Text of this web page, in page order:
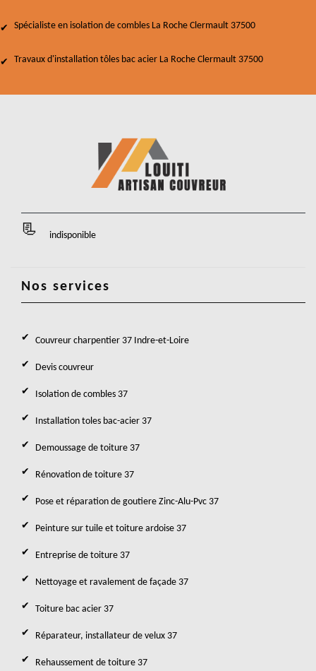
Spécialiste en isolation de combles La Roche Clermault 37500
Travaux d'installation tôles bac acier La Roche Clermault 37500
indisponible
Nos services
Couvreur charpentier 37 Indre-et-Loire
Devis couvreur
Isolation de combles 37
Installation toles bac-acier 37
Demoussage de toiture 37
Rénovation de toiture 37
Pose et réparation de goutiere Zinc-Alu-Pvc 37
Peinture sur tuile et toiture ardoise 37
Entreprise de toiture 37
Nettoyage et ravalement de façade 37
Toiture bac acier 37
Réparateur, installateur de velux 37
Rehaussement de toiture 37